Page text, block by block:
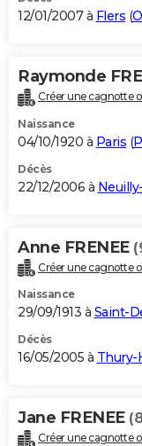
12/01/2007 à Flers (
Raymonde
Créer une cagnotte
Naissance
04/10/1920 à Paris (
Décès
22/12/2006 à
Anne FRENEE
Créer une cagnotte
Naissance
29/09/1913 à Saint-
Décès
16/05/2005 à Thury-
Jane FRENEE
Créer une cagnotte